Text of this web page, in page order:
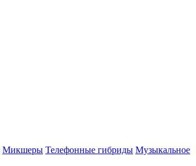
Микшеры Телефонные гибриды Музыкальное